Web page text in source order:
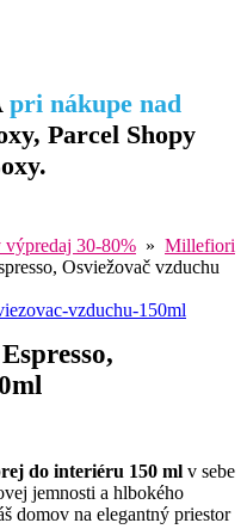
pri nákupe nad
Parcel Shopy
výpredaj 30-80% » Millefiori
Osviežovač vzduchu
do interiéru 150 ml v sebe
jemnosti a hlbokého
domov na elegantný priestor